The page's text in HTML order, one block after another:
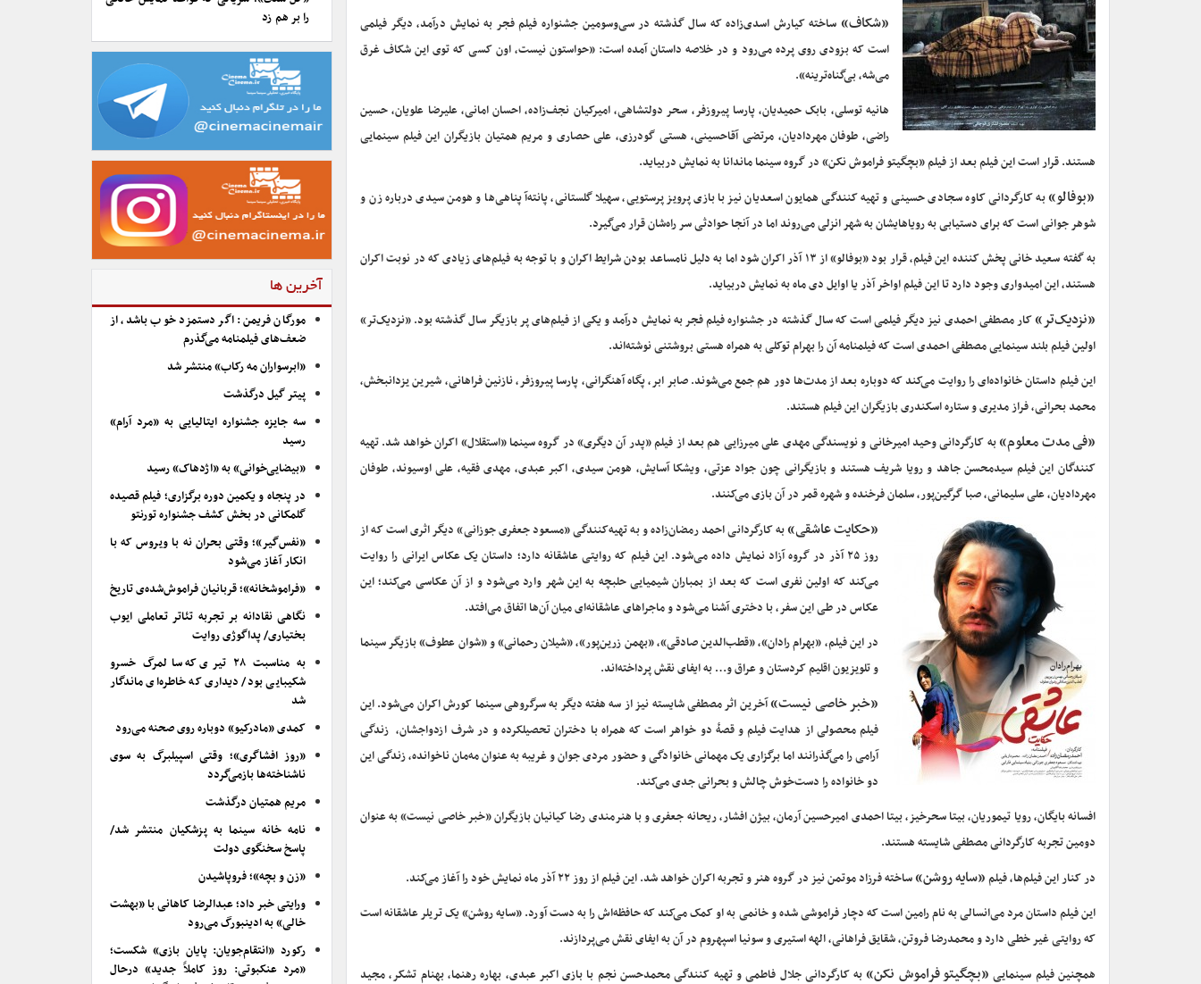
«شکاف» ساخته کیارش اسدی‌زاده که سال گذشته در سی‌وسومین جشنواره فیلم فجر به نمایش درآمد، دیگر فیلمی
است که بزودی روی پرده می‌رود و در خلاصه داستان آمده است: «حواستون نیست، اون کسی که توی این شکاف غرق
می‌شه، بی‌گناه‌ترینه».
هانیه توسلی، بابک حمیدیان، پارسا پیروزفر، سحر دولتشاهی، امیرکیان نجف‌زاده، احسان امانی، علیرضا علویان، حسین
راضی، طوفان مهردادیان، مرتضی آقاحسینی، هستی گودرزی، علی حصاری و مریم همتیان بازیگران این فیلم سینمایی
هستند. قرار است این فیلم بعد از فیلم «بچگیتو فراموش نکن» در گروه سینما ماندانا به نمایش دربیاید.
«بوفالو»به کارگردانی کاوه سجادی حسینی و تهیه کنندگی همایون اسعدیان نیز با بازی پرویز پرستویی‌، سهیلا گلستانی‌، پانته‌آ پناهی‌ها و هومن سیدی درباره زن و
شوهر جوانی است که برای دستیابی به رویا‌هایشان به شهر انزلی می‌روند اما در آنجا حوادثی سر راه‌شان قرار می‌گیرد.
به گفته سعید خانی پخش کننده این فیلم، قرار بود «بوفالو» از ۱۳ آذر اکران شود اما به دلیل نامساعد بودن شرایط اکران و با توجه به فیلم‌های زیادی که در نوبت اکران
هستند، این امیدواری وجود دارد تا این فیلم اواخر آذر یا اوایل دی ماه به نمایش دربیاید.
«نزدیک‌تر»کار مصطفی احمدی نیز دیگر فیلمی است که سال گذشته در جشنواره فیلم فجر به نمایش درآمد و یکی از فیلم‌های پر بازیگر سال گذشته بود. «نزدیک‌تر»
اولین فیلم بلند سینمایی مصطفی احمدی است که فیلمنامه آن را بهرام توکلی به همراه هستی بروشتنی نوشته‌اند.
این فیلم داستان خانواده‌ای را روایت می‌کند که دوباره بعد از مدت‌ها دور هم جمع می‌شوند. صابر ابر، پگاه آهنگرانی، پارسا پیروزفر، نازنین فراهانی، شیرین یزدانبخش،
محمد بحرانی، فراز مدیری و ستاره اسکندری بازیگران این فیلم هستند.
«فی مدت معلوم»به کارگردانی وحید امیرخانی و نویسندگی مهدی علی میرزایی هم بعد از فیلم «پدر آن دیگری» در گروه سینما «استقلال» اکران خواهد شد. تهیه
کنندگان این فیلم سیدمحسن جاهد و رویا شریف هستند و بازیگرانی چون جواد عزتی، ویشکا آسایش، هومن سیدی، اکبر عبدی، مهدی فقیه، علی اوسیوند، طوفان
مهردادیان، علی سلیمانی، صبا گرگین‌پور، سلمان فرخنده و شهره قمر در آن بازی می‌کنند.
«حکایت عاشقی»به کارگردانی احمد رمضان‌زاده و به تهیه‌کنندگی «مسعود جعفری جوزانی» دیگر اثری است که از
روز ۲۵ آذر در گروه آزاد نمایش داده می‌شود. این فیلم که روایتی عاشقانه دارد؛ داستان یک عکاس ایرانی را روایت
می‌کند که اولین نفری است که بعد از بمباران شیمیایی حلبچه به این شهر وارد می‌شود و از آن عکاسی می‌کند؛ این
عکاس در طی این سفر، با دختری آشنا می‌شود و ماجراهای عاشقانه‌ای میان آن‌ها اتفاق می‌افتد.
در این فیلم، «بهرام رادان»، «قطب‌الدین صادقی»، «بهمن زرین‌پور»، «شیلان رحمانی» و «شوان عطوف» بازیگر سینما
و تلویزیون اقلیم کردستان و عراق و… به ایفای نقش پرداخته‌اند.
«خبر خاصی نیست»آخرین اثر مصطفی شایسته نیز از سه هفته دیگر به سرگروهی سینما کورش اکران می‌شود. این
فیلم محصولی از هدایت فیلم و قصهٔ دو خواهر است که همراه با دختران تحصیلکرده و در شرف ازدواجشان، ‌ زندگی
آرامی را می‌گذرانند اما برگزاری یک مهمانی خانوادگی و حضور مردی جوان و غریبه به عنوان مه‌مان ناخوانده، زندگی این
دو خانواده را دست‌خوش چالش و بحرانی جدی می‌کند.
افسانه بایگان، رویا تیموریان، بیتا سحرخیز، بیتا احمدی امیرحسین آرمان، بیژن افشار، ریحانه جعفری و با هنرمندی رضا کیانیان بازیگران «خبر خاصی نیست» به عنوان
دومین تجربه کارگردانی مصطفی شایسته هستند.
در کنار این فیلم‌ها، فیلم«سایه روشن»ساخته فرزاد موتمن نیز در گروه هنر و تجربه اکران خواهد شد. این فیلم از روز ۲۲ آذر ماه نمایش خود را آغاز می‌کند.
این فیلم داستان مرد می‌انسالی به نام رامین است که دچار فراموشی شده و خانمی به او کمک می‌کند که حافظه‌اش را به دست آورد. «سایه روشن» یک تریلر عاشقانه‌ است
که روایتی غیر خطی دارد و محمدرضا فروتن، شقایق فراهانی، الهه استیری و سونیا اسپهروم در آن به ایفای نقش می‌پردازند.
همچنین فیلم سینمایی «بچگیتو فراموش نکن»به کارگردانی جلال فاطمی و تهیه کنندگی محمدحسن نجم با بازی اکبر عبدی، بهاره رهنما، بهنام تشکر، مجید
را بر هم زد
آخرین ها
مورگان فریمن: اگر دستمزد خوب باشد، از
ضعف‌های فیلمنامه می‌گذرم
«ابرسواران مه رکاب» منتشر شد
پیتر گیل درگذشت
سه جایزه جشنواره ایتالیایی به «مرد آرام»
رسید
«بیضایی‌خوانی» به «اژدهاک» رسید
در پنجاه و یکمین دوره برگزاری؛ فیلم قصیده
گلمکانی در بخش کشف جشنواره تورنتو
«نفس‌گیر»؛ وقتی بحران نه با ویروس که با
انکار آغاز می‌شود
«فراموشخانه»؛ قربانیان فراموش‌شده‌ی تاریخ
نگاهی نقادانه بر تجربه تئاتر تعاملی ایوب
بختیاری/ پداگوژی روایت
به مناسبت ۲۸ تیری که سالمرگ خسرو
شکیبایی بود/ دیداری که خاطره‌ای ماندگار
شد
کمدی «مادرکیو» دوباره روی صحنه می‌رود
«روز افشاگری»؛ وقتی اسپیلبرگ به سوی
ناشناخته‌ها بازمی‌گردد
مریم همتیان درگذشت
نامه خانه سینما به پزشکیان منتشر شد/
پاسخ سخنگوی دولت
«زن و بچه»؛ فروپاشیدن
ورایتی خبر داد؛ عبدالرضا کاهانی با «بهشت
خالی» به ادینبورگ می‌رود
رکورد «انتقام‌جویان: پایان بازی» شکست؛
«مرد عنکبوتی: روز کاملاً جدید» درحال